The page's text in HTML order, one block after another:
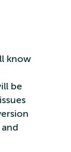
know
be